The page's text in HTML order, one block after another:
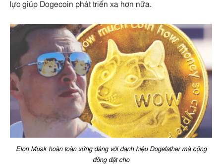
lực giúp Dogecoin phát triển xa hơn nữa.
Elon Musk hoàn toàn xứng đáng với danh hiệu Dogefather mà cộng
đồng đặt cho